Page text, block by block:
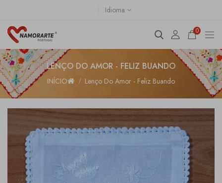
Idioma
0
LENÇO DO AMOR - FELIZ BUANDO
INÍCIO Lenço Do Amor - Feliz Buando